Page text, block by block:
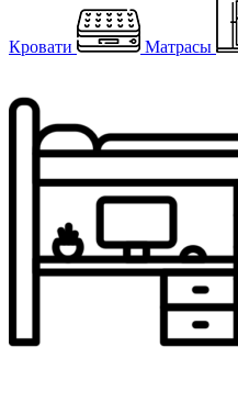
Кровати Матрасы